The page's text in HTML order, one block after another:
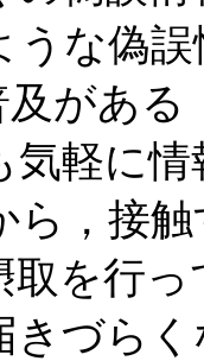
うな偽
及があ
気軽に
ら，接
取を行
きづら